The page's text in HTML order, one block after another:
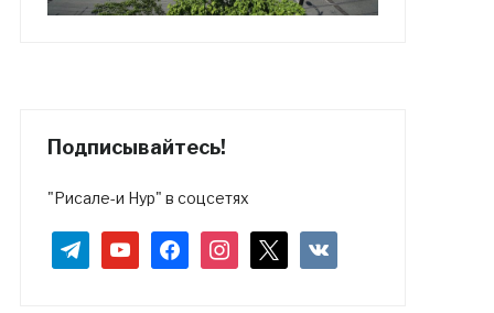
Подписывайтесь!
"Рисале-и Нур" в соцсетях
telegramyoutubefacebookinstagram vkontakte